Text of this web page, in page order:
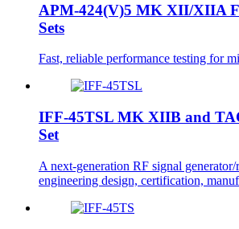
APM-424(V)5 MK XII/XIIA
Sets
Fast, reliable performance testing for
IFF-45TSL MK XIIB and
Set
A next-generation RF signal
engineering design, certification,